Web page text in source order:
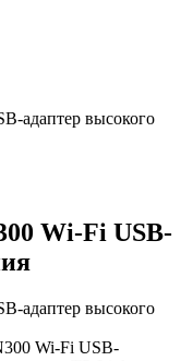
адаптер высокого
Wi-Fi USB-